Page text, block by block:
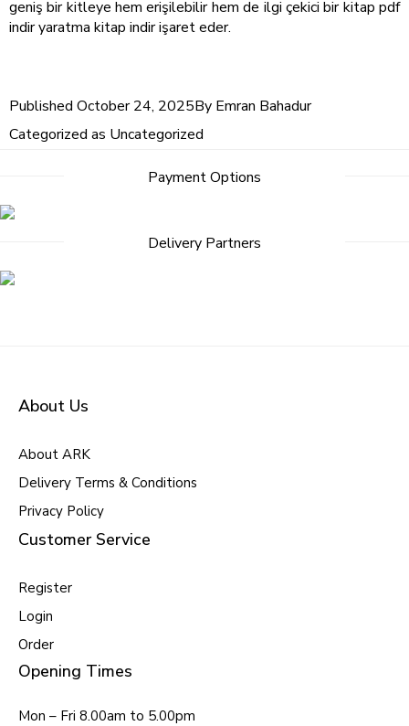
geniş bir kitleye hem erişilebilir hem de ilgi çekici bir kitap pdf
indir yaratma kitap indir işaret eder.
Published October 24, 2025By Emran Bahadur
Categorized as Uncategorized
Payment Options
Delivery Partners
About Us
About ARK
Delivery Terms & Conditions
Privacy Policy
Customer Service
Register
Login
Order
Opening Times
Mon – Fri 8.00am to 5.00pm